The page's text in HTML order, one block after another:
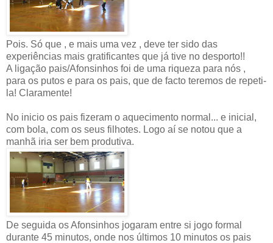
Pois. Só que , e mais uma vez , deve ter sido das
experiências mais gratificantes que já tive no desporto!!
A ligação pais/Afonsinhos foi de uma riqueza para nós ,
para os putos e para os pais, que de facto teremos de repeti-
la! Claramente!
No inicio os pais fizeram o aquecimento normal... e inicial,
com bola, com os seus filhotes. Logo aí se notou que a
manhã iria ser bem produtiva.
De seguida os Afonsinhos jogaram entre si jogo formal
durante 45 minutos, onde nos últimos 10 minutos os pais